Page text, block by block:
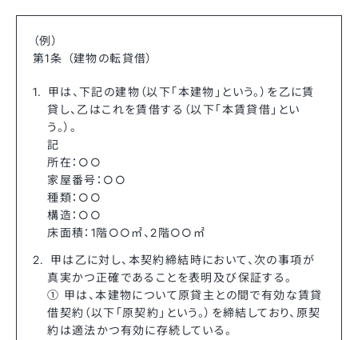
（例）
第1条 （建物の転貸借）
甲は、下記の建物（以下「本建物」という。）を乙に賃
貸し、乙はこれを賃借する（以下「本賃貸借」とい
う。）。
記
所在：○○
家屋番号：○○
種類：○○
構造：○○
床面積：1階○○㎡、2階○○㎡
甲は乙に対し、本契約締結時において、次の事項が
真実かつ正確であることを表明及び保証する。
① 甲は、本建物について原貸主との間で有効な賃貸
借契約（以下「原契約」という。）を締結しており、原契
約は適法かつ有効に存続している。